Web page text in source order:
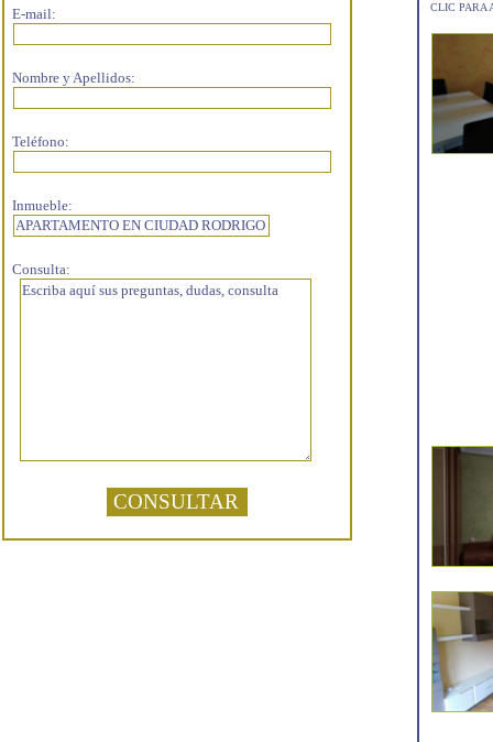
E-mail:
Nombre y Apellidos:
Teléfono:
Inmueble:
Consulta:
CLIC PARA